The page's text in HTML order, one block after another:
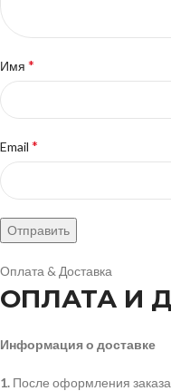
Имя *
Email *
Оплата & Доставка
ОПЛАТА И
Информация о доставке
1. После оформления